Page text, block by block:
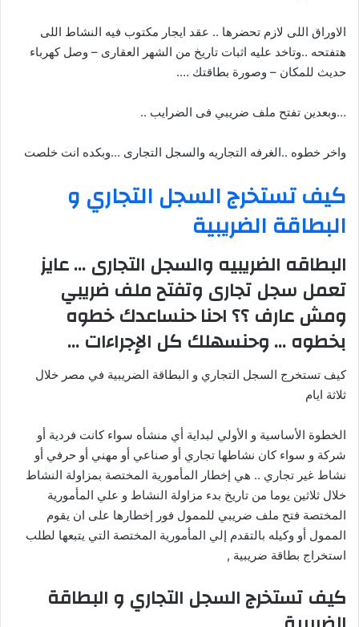
الاوراق اللى لازم تحضرها .. عقد ايجار مكتوب فيه النشاط اللى
هتفتحه ..وتاخد عليه اثبات تاريخ من الشهر العقارى – وصل كهرباء
حديث للمكان – وصورة بطاقتك ….
…وبعدين تفتح ملف ضريبي فى الضرايب ..
واخر خطوه ..الغرفه التجاريه والسجل التجارى …وبكده انت خلصت
كيف تستخرج السجل التجاري و
البطاقة الضريبية
البطاقه الضريبيه والسجل التجارى … عايز
تعمل سجل تجارى وتفتح ملف ضريبي
ومش عارف ؟؟ احنا حنساعدك خطوه
بخطوه … وحنسهلك كل الإجراءات …
كيف تستخرج السجل التجاري و البطاقة الضريبية في مصر خلال
ثلاثة ايام
الخطوة الأساسية و الأولي لبداية أي منشأه سواء كانت فردية أو
شركة و سواء كان نشاطها تجاري أو صناعي أو مهني أو حرفي أو
نشاط غير تجاري .. هي إخطار المأمورية المختصة بمزاولة النشاط
خلال ثلاثين يوما من تاريخ بدء مزاولة النشاط و علي المأمورية
المختصة فتح ملف ضريبي للممول فور إخطارها على ان يقوم
الممول أو وكيله بالتقدم إلي المأمورية المختصة التي يتبعها لطلب
استخراج بطاقة ضريبية ,
كيف تستخرج السجل التجاري و البطاقة